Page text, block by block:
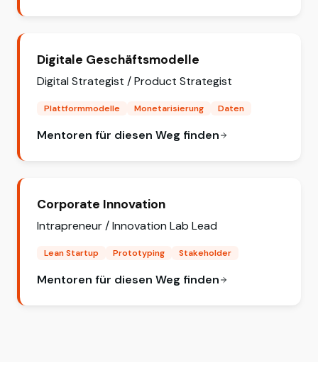
Digitale Geschäftsmodelle
Digital Strategist / Product Strategist
Plattformmodelle Monetarisierung Daten
Mentoren für diesen Weg finden
Corporate Innovation
Intrapreneur / Innovation Lab Lead
Lean Startup Prototyping Stakeholder
Mentoren für diesen Weg finden